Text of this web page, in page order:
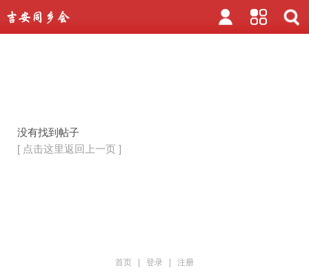
没有找到帖子
[ 点击这里返回上一页 ]
首页 登录 注册